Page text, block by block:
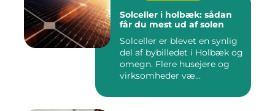
Solceller i holbæk: sådan
får du mest ud af solen
Solceller er blevet en synlig
del af bybilledet i Holbæk og
omegn. Flere husejere og
virksomheder væ...